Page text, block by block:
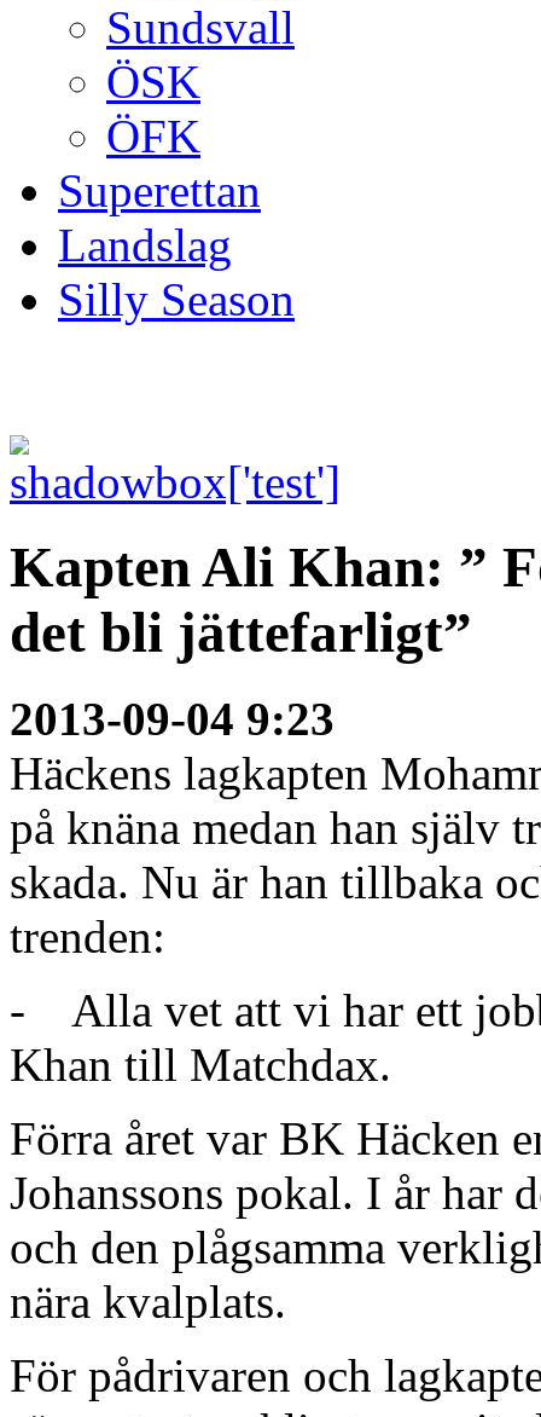
Sundsvall
ÖSK
ÖFK
Superettan
Landslag
Silly Season
Kapten Ali Khan: ”
det bli jättefarligt”
2013-09-04 9:23
Häckens lagkapten
på knäna medan han själv
skada. Nu är han tillbaka
trenden:
- Alla vet att vi har ett
Khan till Matchdax.
Förra året var BK Häcken
Johanssons pokal. I år har
och den plågsamma
nära kvalplats.
För pådrivaren och